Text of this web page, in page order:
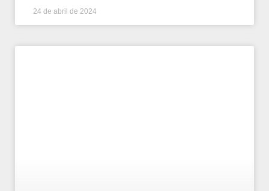
24 de abril de 2024